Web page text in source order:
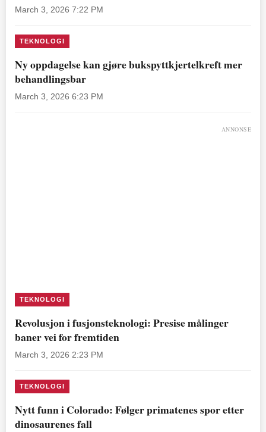
March 3, 2026 7:22 PM
TEKNOLOGI
Ny oppdagelse kan gjøre bukspyttkjertelkreft mer
behandlingsbar
March 3, 2026 6:23 PM
ANNONSE
TEKNOLOGI
Revolusjon i fusjonsteknologi: Presise målinger
baner vei for fremtiden
March 3, 2026 2:23 PM
TEKNOLOGI
Nytt funn i Colorado: Følger primatenes spor etter
dinosaurenes fall